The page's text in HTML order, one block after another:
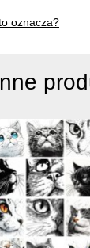
oznacza?